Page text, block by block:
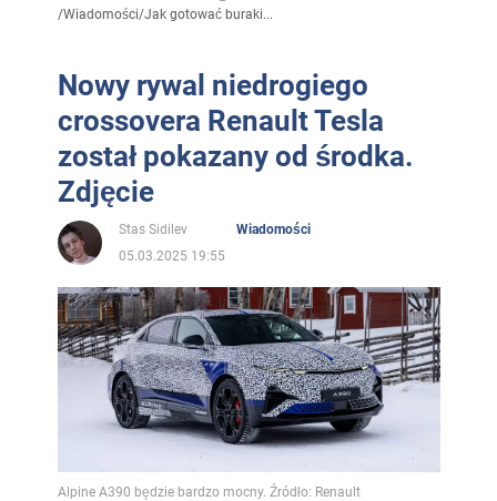
/Wiadomości/Jak gotować buraki...
Nowy rywal niedrogiego
crossovera Renault Tesla
został pokazany od środka.
Zdjęcie
Stas Sidilev
Wiadomości
05.03.2025 19:55
Alpine A390 będzie bardzo mocny. Źródło: Renault